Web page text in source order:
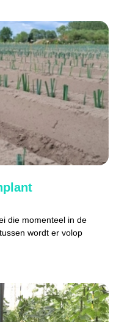
die momenteel in de
wordt er volop